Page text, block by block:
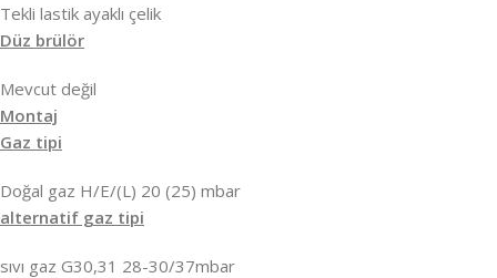
Tekli lastik ayaklı çelik
Düz brülör
Mevcut değil
Montaj
Gaz tipi
Doğal gaz H/E/(L) 20 (25) mbar
alternatif gaz tipi
sıvı gaz G30,31 28-30/37mbar